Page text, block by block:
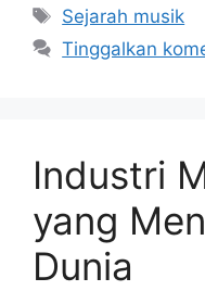
Tag
Sejarah musik
Tinggalkan
Industri
yang
Dunia